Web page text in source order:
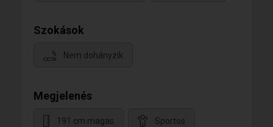
Szokások
Nem dohányzik
Megjelenés
191 cm magas Sportos